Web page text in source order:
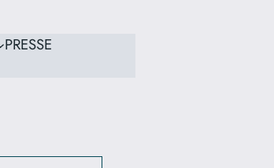
PRESSE